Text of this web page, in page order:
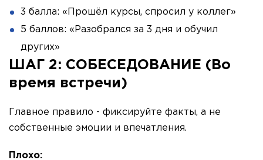
3 балла: «Прошёл курсы, спросил у коллег»
5 баллов: «Разобрался за 3 дня и обучил
других»
ШАГ 2: СОБЕСЕДОВАНИЕ (Во
время встречи)
Главное правило - фиксируйте факты, а не
собственные эмоции и впечатления.
Плохо: